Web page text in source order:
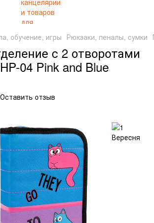
обучение, игры Рюкзаки, пеналы, сумки
с 2 отворотами
04 Pink and Blue
Оставить отзыв